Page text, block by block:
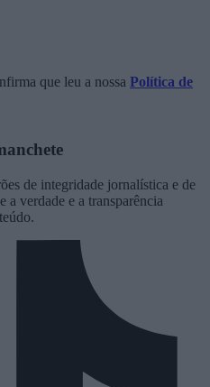
que leu a nossa Política de
de integridade jornalística e de
a verdade e a transparência